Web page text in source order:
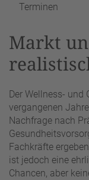
Terminen
Markt
Der Wellness-
vergangenen
Nachfrage nach
Fachkräfte
ist jedoch eine
Chancen, aber